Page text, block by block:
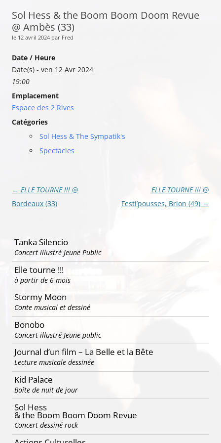
Sol Hess & the Boom Boom Doom Revue
@ Ambès (33)
le 12 avril 2024 par Fred
Date / Heure
Date(s) - ven 12 Avr 2024
19:00
Emplacement
Espace des 2 Rives
Catégories
Sol Hess & The Sympatik's
Spectacles
Navigation
des
← ELLE TOURNE !!! @
Bordeaux (33)
ELLE TOURNE !!! @
Festi’pousses, Brion (49) →
Tanka Silencio
Concert illustré Jeune Public
Elle tourne !!!
à partir de 6 mois
Stormy Moon
Conte musical et dessiné
Bonobo
Concert illustré Jeune public
Journal d’un film – La Belle et la Bête
Lecture musicale dessinée
Kid Palace
Boîte de nuit de jour
Sol Hess
& the Boom Boom Doom Revue
Concert dessiné rock